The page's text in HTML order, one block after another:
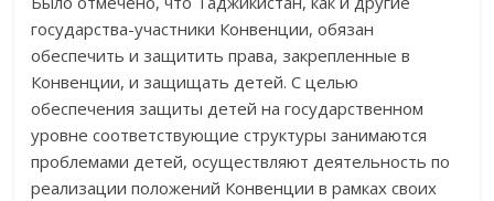
государства-участники Конвенции, обязан
обеспечить и защитить права, закрепленные в
Конвенции, и защищать детей. С целью
обеспечения защиты детей на государственном
уровне соответствующие структуры занимаются
проблемами детей, осуществляют деятельность по
реализации положений Конвенции в рамках своих